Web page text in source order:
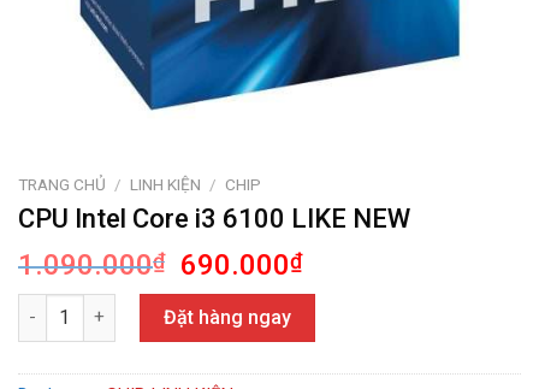
TRANG CHỦ / LINH KIỆN / CHIP
CPU Intel Core i3 6100 LIKE NEW
1.090.000₫
Giá
gốc
là:
1.090.000₫.
690.000₫Giá
hiện
là:
690.000₫.
CPU Intel Core i3 6100 LIKE NEW số lượng
Đặt hàng ngay